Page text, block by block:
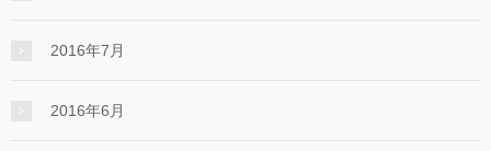
2016年7月
2016年6月